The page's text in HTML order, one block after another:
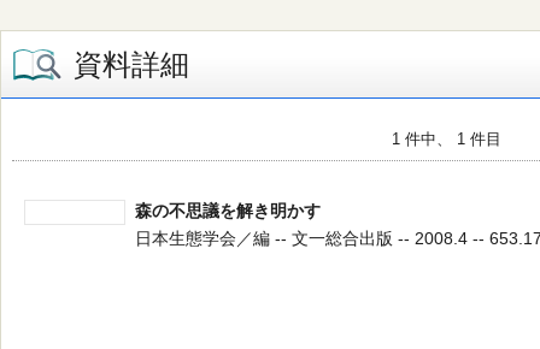
資料詳細
1 件中、 1 件目
森の不思議を解き明かす
日本生態学会／編 -- 文一総合出版 -- 2008.4 --